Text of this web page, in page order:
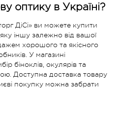
оптику в Україні?
ДіСі» ви можете купити
іншу залежно від вашої
хорошого та якісного
У магазині
біноклів, окулярів та
Доступна доставка товару
покупку можна забрати